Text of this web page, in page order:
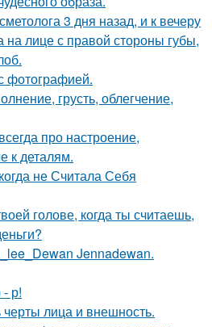
3 дня назад, и к вечеру
на лице с правой стороны губы,
фотографией.
грусть, облегчение,
про настроение,
к деталям.
не Считала Себя
голове, когда ты считаешь,
Jennadewan.
р!
лица и внешность.